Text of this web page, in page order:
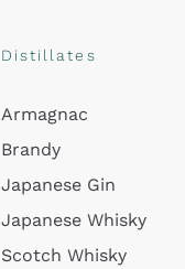
Distillates
Armagnac
Brandy
Japanese Gin
Japanese Whisky
Scotch Whisky